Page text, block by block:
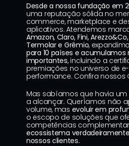
Desde a nossa fundação em
uma reputação sólida no
commerce, marketplace e
Amazon, Claro, Fini,
Termolar e Grêmio,
para 10 países e
importantes, incluindo a
premiações no universo de
performance. Confira nossos
Mas sabíamos que havia
a alcançar. Queríamos não
volume, mas evoluir em
o escopo de soluções que
competências
ecossistema
nossos clientes.